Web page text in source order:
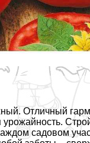
Отличный
садовом